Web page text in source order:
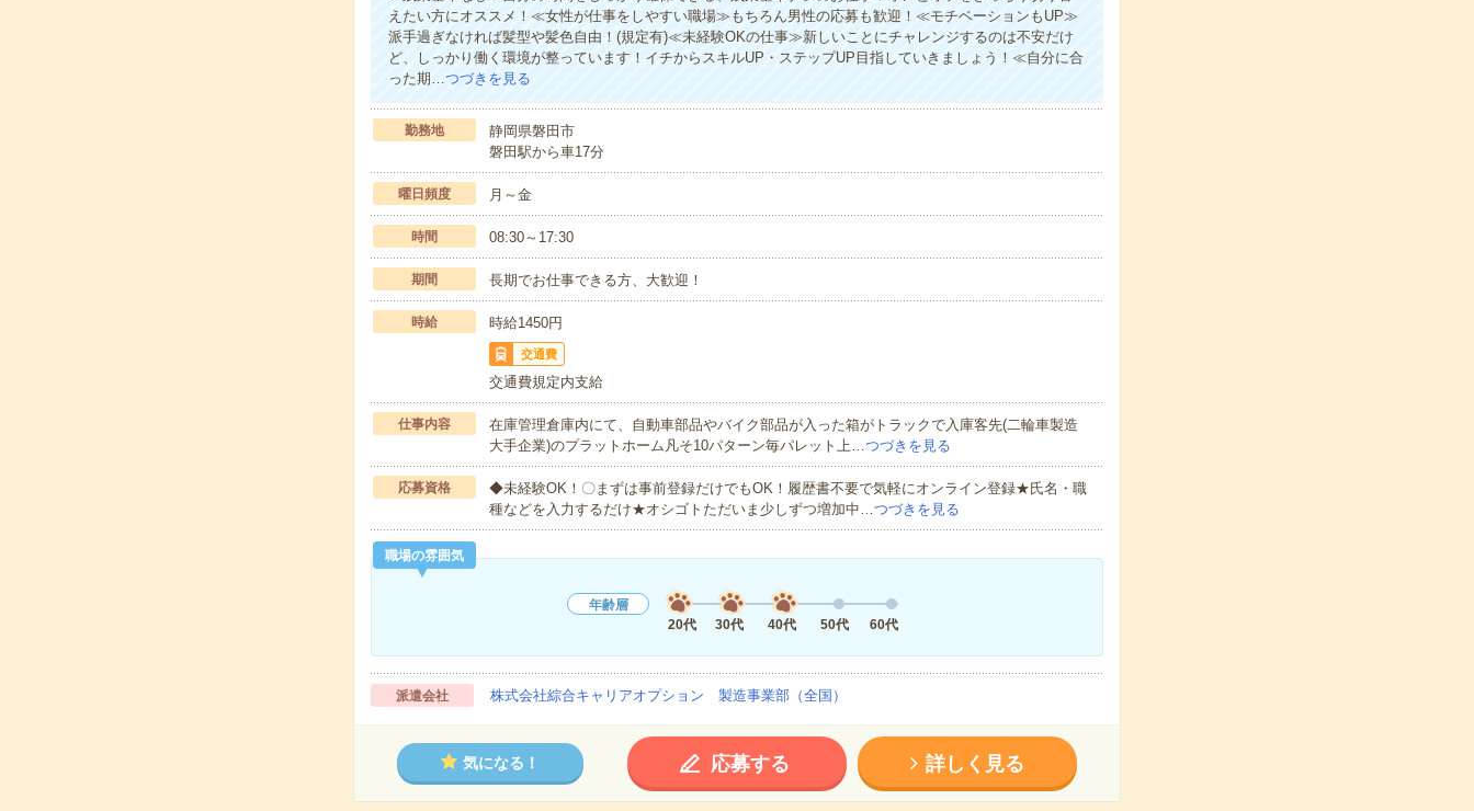
えたい方にオススメ！≪女性が仕事をしやすい職場≫もちろん男性の応募も歓迎！≪モチベーションもUP≫
派手過ぎなければ髪型や髪色自由！(規定有)≪未経験OKの仕事≫新しいことにチャレンジするのは不安だけ
ど、しっかり働く環境が整っています！イチからスキルUP・ステップUP目指していきましょう！≪自分に合
った期…つづきを見る
勤務地
静岡県磐田市
磐田駅から車17分
曜日頻度 月～金
時間 08:30～17:30
期間 長期でお仕事できる方、大歓迎！
時給 時給1450円
交通費
交通費規定内支給
仕事内容
在庫管理倉庫内にて、自動車部品やバイク部品が入った箱がトラックで入庫客先(二輪車製造
大手企業)のプラットホーム凡そ10パターン毎パレット上…つづきを見る
応募資格
◆未経験OK！〇まずは事前登録だけでもOK！履歴書不要で気軽にオンライン登録★氏名・職
種などを入力するだけ★オシゴトただいま少しずつ増加中…つづきを見る
職場の雰囲気
年齢層
20代
30代 40代 50代 60代
派遣会社 株式会社綜合キャリアオプション 製造事業部（全国）
気になる！ 応募する 詳しく見る